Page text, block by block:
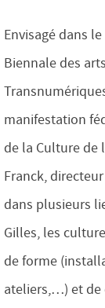
Envisagé dans
Biennale des
manifestation
de la Culture de
Franck,
dans plusieurs
Gilles, les
de forme
ateliers,…) et de